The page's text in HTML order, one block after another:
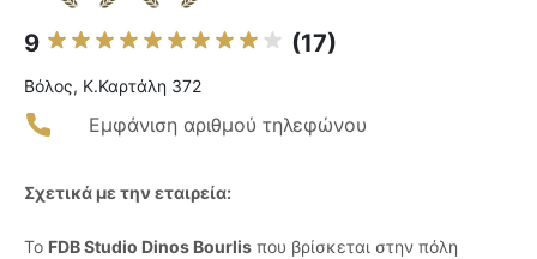
9 (17)
Βόλος, Κ.Καρτάλη 372
Εμφάνιση αριθμού τηλεφώνου
Σχετικά με την εταιρεία:
Το FDB Studio Dinos Bourlis που βρίσκεται στην πόλη